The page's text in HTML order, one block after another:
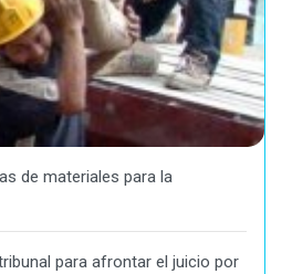
de materiales para la
para afrontar el juicio por